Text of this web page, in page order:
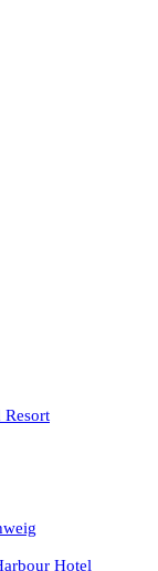
Resort
Hotel